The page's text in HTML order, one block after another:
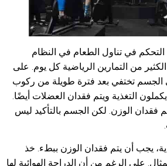
التحكم في تناول الطعام في النظام
من التمارين الرياضية كل يوم. على
الجسم تختفي بعد فترة طويلة من ركوب
يكملون التغذية ويتم فقدان العضلات أيضًا.
فقدان الوزن. لكن الجسم بالتأكيد ليس
يجب أن يتم فقدان الوزن ببطء. خذ
على الرغم من أن الدراجة الهوائية لها